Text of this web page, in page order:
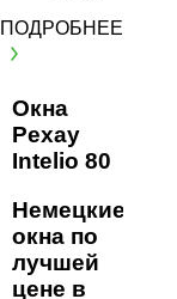
ПОДРОБНЕЕ
Окна
Рехау
Intelio 80
Немецкие
окна по
лучшей
цене в